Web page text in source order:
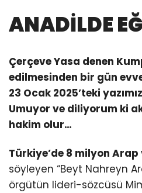
ANADİLDE
Çerçeve Yasa denen
edilmesinden bir gün
23 Ocak 2025’teki
Umuyor ve diliyorum ki
hakim olur…
Türkiye’de 8 milyon
söyleyen “Beyt Nahreyn
örgütün lideri-sözcüsü